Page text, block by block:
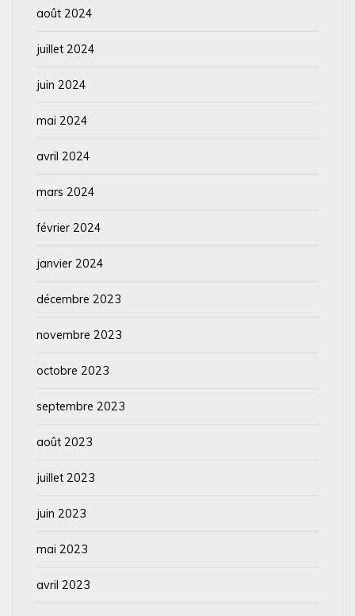
août 2024
juillet 2024
juin 2024
mai 2024
avril 2024
mars 2024
février 2024
janvier 2024
décembre 2023
novembre 2023
octobre 2023
septembre 2023
août 2023
juillet 2023
juin 2023
mai 2023
avril 2023